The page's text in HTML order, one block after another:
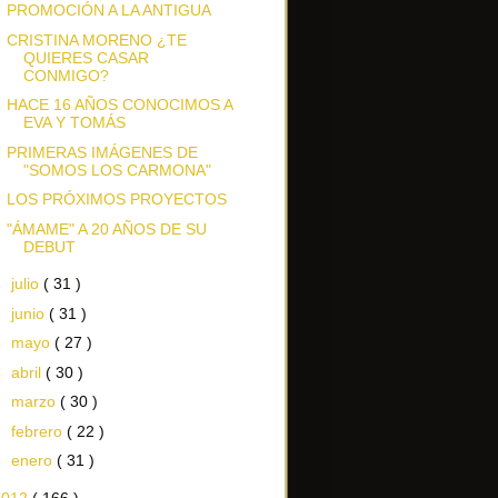
PROMOCIÓN A LA ANTIGUA
CRISTINA MORENO ¿TE
QUIERES CASAR
CONMIGO?
HACE 16 AÑOS CONOCIMOS A
EVA Y TOMÁS
PRIMERAS IMÁGENES DE
"SOMOS LOS CARMONA"
LOS PRÓXIMOS PROYECTOS
"ÁMAME" A 20 AÑOS DE SU
DEBUT
julio ( 31 )
junio ( 31 )
mayo ( 27 )
abril ( 30 )
marzo ( 30 )
febrero ( 22 )
enero ( 31 )